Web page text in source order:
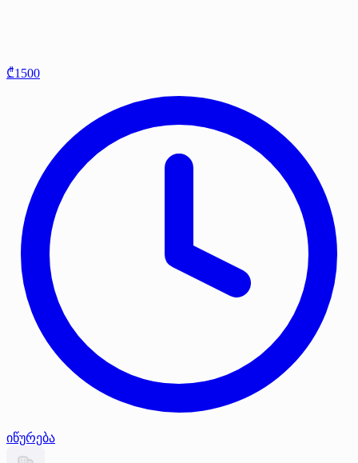
₾1500
იწურება